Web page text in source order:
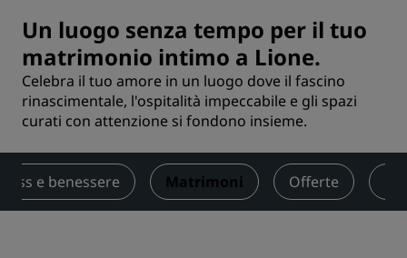
Un luogo senza tempo per il tuo
matrimonio intimo a Lione.
Celebra il tuo amore in un luogo dove il fascino
rinascimentale, l'ospitalità impeccabile e gli spazi
curati con attenzione si fondono insieme.
e benessere Matrimoni Offerte